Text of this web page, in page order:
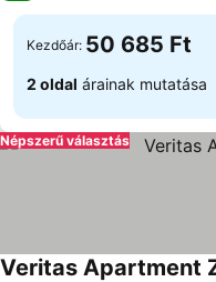
Kezdőár: 50 685 Ft
2 oldal árainak mutatása
Népszerű választás
Veritas Apartment